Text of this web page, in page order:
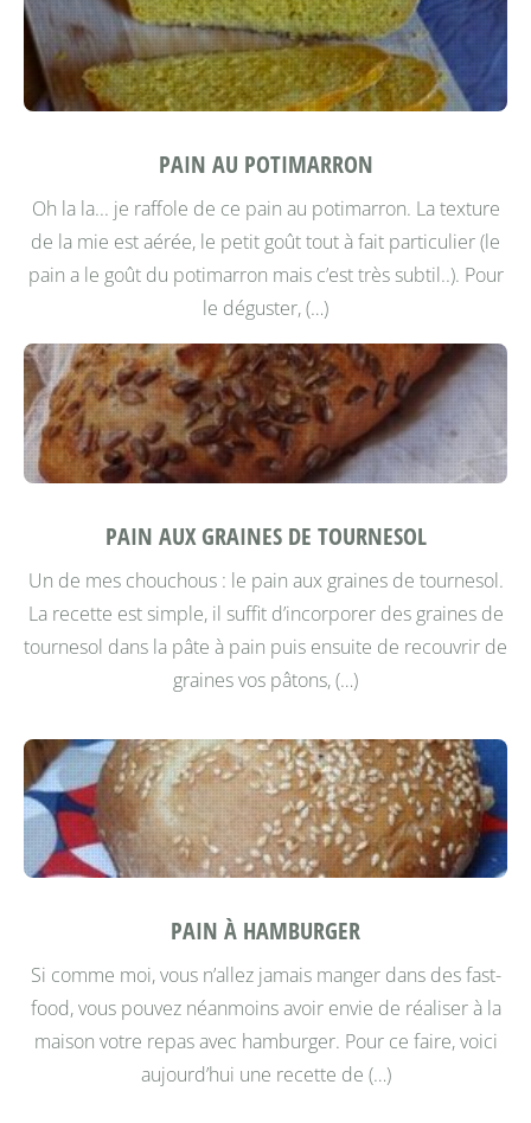
PAIN AU POTIMARRON
Oh la la... je raffole de ce pain au potimarron. La texture
de la mie est aérée, le petit goût tout à fait particulier (le
pain a le goût du potimarron mais c’est très subtil..). Pour
le déguster, (…)
PAIN AUX GRAINES DE TOURNESOL
Un de mes chouchous : le pain aux graines de tournesol.
La recette est simple, il suffit d’incorporer des graines de
tournesol dans la pâte à pain puis ensuite de recouvrir de
graines vos pâtons, (…)
PAIN À HAMBURGER
Si comme moi, vous n’allez jamais manger dans des fast-
food, vous pouvez néanmoins avoir envie de réaliser à la
maison votre repas avec hamburger. Pour ce faire, voici
aujourd’hui une recette de (…)